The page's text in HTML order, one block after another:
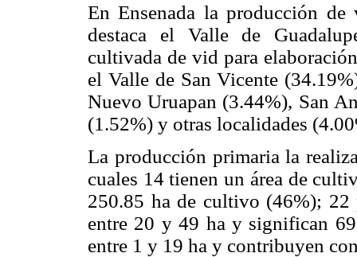
En Ensenada la producción
destaca el Valle de
cultivada de vid para
el Valle de San Vicente
Nuevo Uruapan (3.44%), San
(1.52%) y otras localidades
La producción primaria la
cuales 14 tienen un área de
250.85 ha de cultivo (46%); 22
entre 20 y 49 ha y significan
entre 1 y 19 ha y contribuyen